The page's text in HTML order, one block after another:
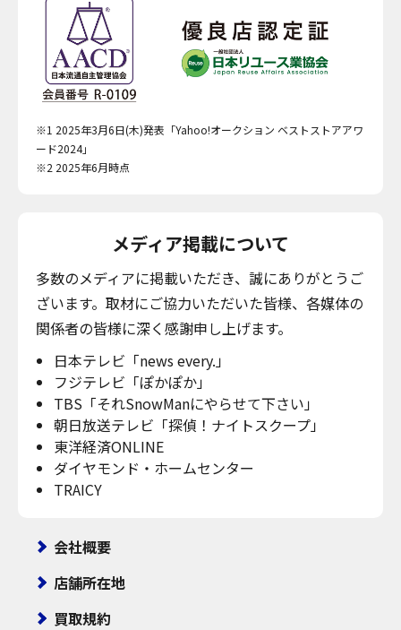
※1 2025年3月6日(木)発表「Yahoo!オークション ベストストアアワ
ード2024」
※2 2025年6月時点
メディア掲載について
多数のメディアに掲載いただき、誠にありがとうご
ざいます。取材にご協力いただいた皆様、各媒体の
関係者の皆様に深く感謝申し上げます。
日本テレビ「news every.」
フジテレビ「ぽかぽか」
TBS「それSnowManにやらせて下さい」
朝日放送テレビ「探偵！ナイトスクープ」
東洋経済ONLINE
ダイヤモンド・ホームセンター
TRAICY
会社概要
店舗所在地
買取規約